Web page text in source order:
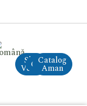
Site
VechiCreAI
Catalog
Aman